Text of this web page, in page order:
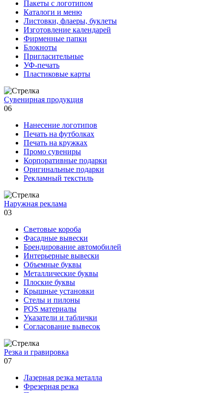
Пакеты с логотипом
Каталоги и меню
Листовки, флаеры, буклеты
Изготовление календарей
Фирменные папки
Блокноты
Пригласительные
УФ-печать
Пластиковые карты
Сувенирная продукция
06
Нанесение логотипов
Печать на футболках
Печать на кружках
Промо сувениры
Корпоративные подарки
Оригинальные подарки
Рекламный текстиль
Наружная реклама
03
Световые короба
Фасадные вывески
Брендирование автомобилей
Интерьерные вывески
Объемные буквы
Металлические буквы
Плоские буквы
Крышные установки
Стелы и пилоны
POS материалы
Указатели и таблички
Согласование вывесок
Резка и гравировка
07
Лазерная резка металла
Фрезерная резка